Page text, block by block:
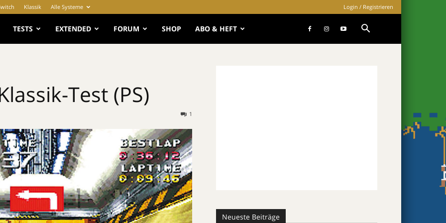
Klassik Alle Systeme Login / Registrieren
TESTS EXTENDED FORUM SHOP ABO & HEFT
Test (PS)
1
Neueste Beiträge